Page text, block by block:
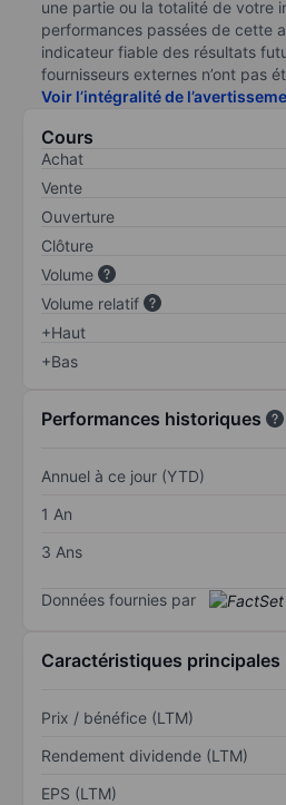
une partie ou la totalité de votre
performances passées de cette
indicateur fiable des résultats
fournisseurs externes n’ont pas
Voir l’intégralité de
Cours
Achat
Vente
Ouverture
Clôture
Volume
Volume relatif
+Haut
+Bas
Performances historiques
Annuel à ce jour (YTD)
1 An
3 Ans
Données fournies par
Caractéristiques principales
Prix / bénéfice (LTM)
Rendement dividende (LTM)
EPS (LTM)